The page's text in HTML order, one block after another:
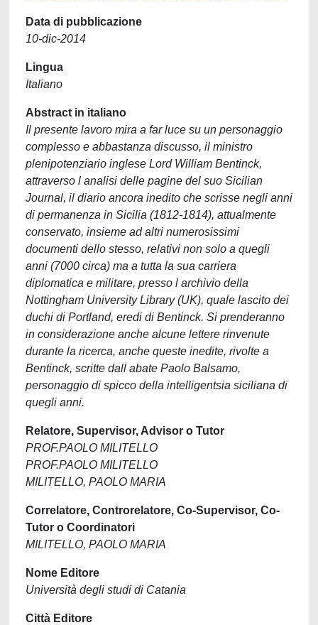
Data di pubblicazione
10-dic-2014
Lingua
Italiano
Abstract in italiano
Il presente lavoro mira a far luce su un personaggio
complesso e abbastanza discusso, il ministro
plenipotenziario inglese Lord William Bentinck,
attraverso l analisi delle pagine del suo Sicilian
Journal, il diario ancora inedito che scrisse negli anni
di permanenza in Sicilia (1812-1814), attualmente
conservato, insieme ad altri numerosissimi
documenti dello stesso, relativi non solo a quegli
anni (7000 circa) ma a tutta la sua carriera
diplomatica e militare, presso l archivio della
Nottingham University Library (UK), quale lascito dei
duchi di Portland, eredi di Bentinck. Si prenderanno
in considerazione anche alcune lettere rinvenute
durante la ricerca, anche queste inedite, rivolte a
Bentinck, scritte dall abate Paolo Balsamo,
personaggio di spicco della intelligentsia siciliana di
quegli anni.
Relatore, Supervisor, Advisor o Tutor
PROF.PAOLO MILITELLO
PROF.PAOLO MILITELLO
MILITELLO, PAOLO MARIA
Correlatore, Controrelatore, Co-Supervisor, Co-
Tutor o Coordinatori
MILITELLO, PAOLO MARIA
Nome Editore
Università degli studi di Catania
Città Editore